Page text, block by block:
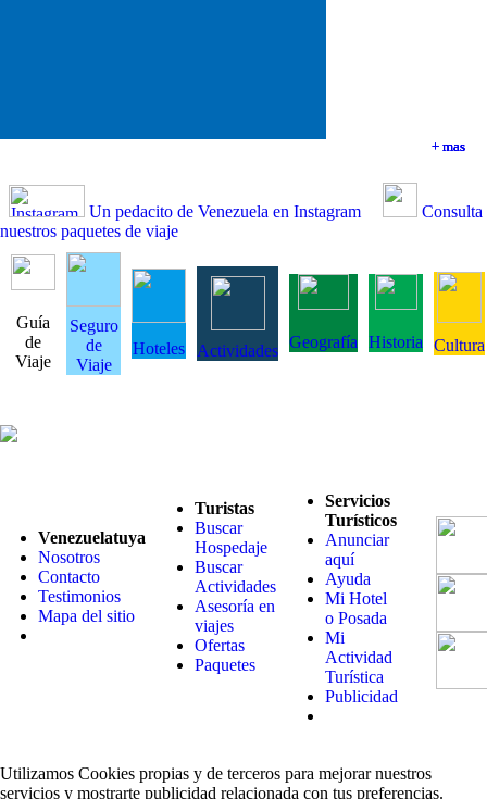
+ mas
+ mas
+ mas
+ mas
Un pedacito de Venezuela en Instagram
Consulta
nuestros paquetes de viaje
Guía
de
Viaje
Seguro
de
Viaje
Hoteles Actividades Geografía Historia Cultura
Venezuelatuya
Nosotros
Contacto
Testimonios
Mapa del sitio
Turistas
Buscar
Hospedaje
Buscar
Actividades
Asesoría en
viajes
Ofertas
Paquetes
Servicios
Turísticos
Anunciar
aquí
Ayuda
Mi Hotel
o Posada
Mi
Actividad
Turística
Publicidad
Utilizamos Cookies propias y de terceros para mejorar nuestros
servicios y mostrarte publicidad relacionada con tus preferencias.